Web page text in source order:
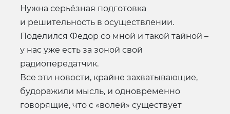
Нужна серьёзная подготовка
и решительность в осуществлении.
Поделился Федор со мной и такой тайной –
у нас уже есть за зоной свой
радиопередатчик.
Все эти новости, крайне захватывающие,
будоражили мысль, и одновременно
говорящие, что с «волей» существует